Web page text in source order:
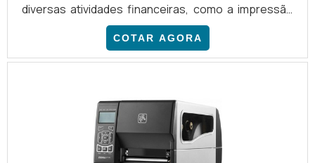
diversas atividades financeiras, como a impressão
de recibos ou cupons fiscais. Porém, é importante
contar com um produto de alta qualidade em
qualquer segmento, garantindo a durabilidade das
ACERCA DO PRODUTOA TEC SHIFT oferece uma
gama de modelos de bobinas de papel térmico,
atendendo todas as demandas apresentadas por
cada comprador. Os produtos podem ser
COTAR AGORA